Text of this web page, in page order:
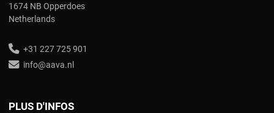
1674 NB Opperdoes
Netherlands
+31 227 725 901
info@aava.nl
PLUS D'INFOS